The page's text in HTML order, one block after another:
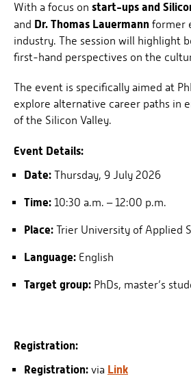
With a focus on start-ups and
and Dr. Thomas Lauermann former
industry. The session will highlight
first-hand perspectives on the
The event is specifically aimed at
explore alternative career paths in
of the Silicon Valley.
Event Details:
Date: Thursday, 9 July 2026
Time: 10:30 a.m. – 12:00 p.m.
Place: Trier University of Applied
Language: English
Target group: PhDs, master’s
Registration:
Registration: via Link